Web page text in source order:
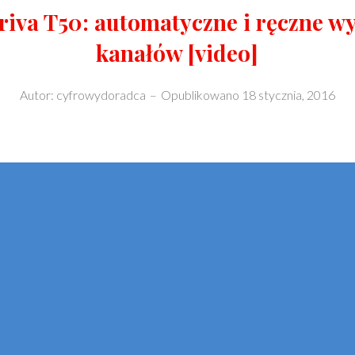
T50: automatyczne i ręczne
kanałów [video]
Autor: cyfrowydoradca – Opublikowano 18 stycznia, 2016